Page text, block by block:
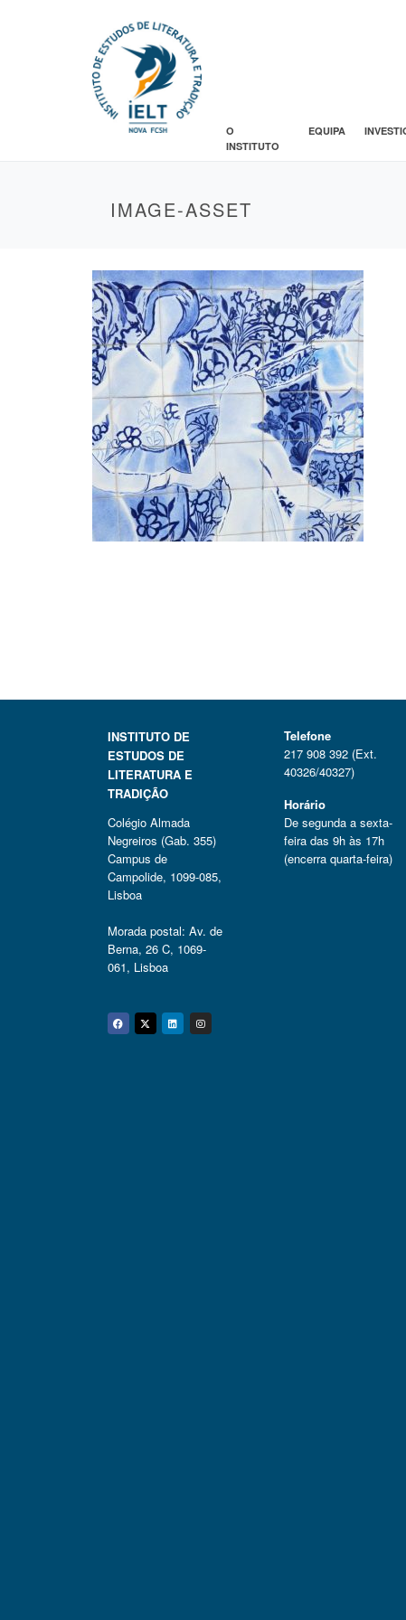
O
INSTITUTO
EQUIPA
IMAGE-ASSET
INSTITUTO DE
ESTUDOS DE
LITERATURA E
TRADIÇÃO
Colégio Almada
Negreiros (Gab. 355)
Campus de
Campolide, 1099-085,
Lisboa
Morada postal: Av. de
Berna, 26 C, 1069-
061, Lisboa
Facebook
Twitter
Linkedin
Instagram
Telefone
217 908 392 (Ext.
40326/40327)
Horário
De segunda a sexta-
feira das 9h às 17h
(encerra quarta-feira)